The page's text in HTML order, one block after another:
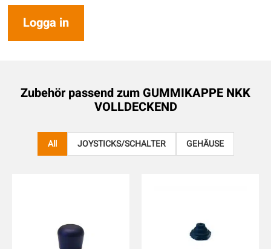
Logga in
Zubehör passend zumGUMMIKAPPE NKK
VOLLDECKEND
All JOYSTICKS/SCHALTER GEHÄUSE